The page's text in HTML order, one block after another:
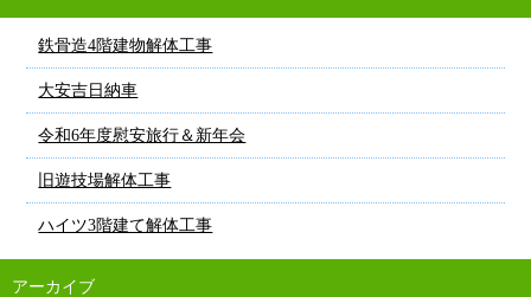
鉄骨造4階建物解体工事
大安吉日納車
令和6年度慰安旅行＆新年会
旧遊技場解体工事
ハイツ3階建て解体工事
アーカイブ